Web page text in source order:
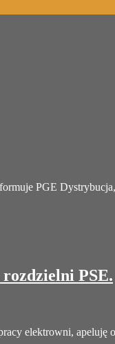
PGE
PSE.
elektrowni, apeluję